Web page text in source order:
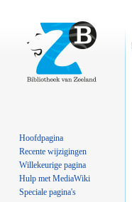
Hoofdpagina
Recente wijzigingen
Willekeurige pagina
Hulp met MediaWiki
Speciale pagina's